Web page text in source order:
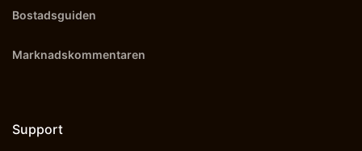
Bostadsguiden
Marknadskommentaren
Support